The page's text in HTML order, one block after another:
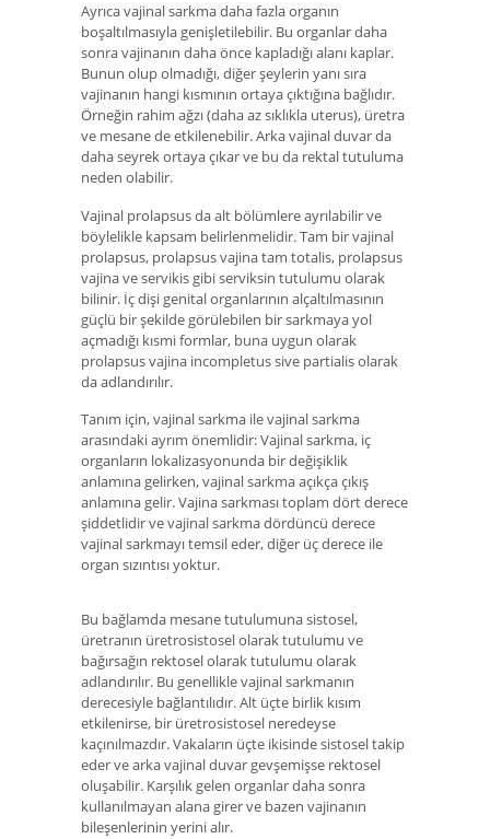
Ayrıca vajinal sarkma daha fazla organın
boşaltılmasıyla genişletilebilir. Bu organlar daha
sonra vajinanın daha önce kapladığı alanı kaplar.
Bunun olup olmadığı, diğer şeylerin yanı sıra
vajinanın hangi kısmının ortaya çıktığına bağlıdır.
Örneğin rahim ağzı (daha az sıklıkla uterus), üretra
ve mesane de etkilenebilir. Arka vajinal duvar da
daha seyrek ortaya çıkar ve bu da rektal tutuluma
neden olabilir.
Vajinal prolapsus da alt bölümlere ayrılabilir ve
böylelikle kapsam belirlenmelidir. Tam bir vajinal
prolapsus, prolapsus vajina tam totalis, prolapsus
vajina ve servikis gibi serviksin tutulumu olarak
bilinir. İç dişi genital organlarının alçaltılmasının
güçlü bir şekilde görülebilen bir sarkmaya yol
açmadığı kısmi formlar, buna uygun olarak
prolapsus vajina incompletus sive partialis olarak
da adlandırılır.
Tanım için, vajinal sarkma ile vajinal sarkma
arasındaki ayrım önemlidir: Vajinal sarkma, iç
organların lokalizasyonunda bir değişiklik
anlamına gelirken, vajinal sarkma açıkça çıkış
anlamına gelir. Vajina sarkması toplam dört derece
şiddetlidir ve vajinal sarkma dördüncü derece
vajinal sarkmayı temsil eder, diğer üç derece ile
organ sızıntısı yoktur.
Bu bağlamda mesane tutulumuna sistosel,
üretranın üretrosistosel olarak tutulumu ve
bağırsağın rektosel olarak tutulumu olarak
adlandırılır. Bu genellikle vajinal sarkmanın
derecesiyle bağlantılıdır. Alt üçte birlik kısım
etkilenirse, bir üretrosistosel neredeyse
kaçınılmazdır. Vakaların üçte ikisinde sistosel takip
eder ve arka vajinal duvar gevşemişse rektosel
oluşabilir. Karşılık gelen organlar daha sonra
kullanılmayan alana girer ve bazen vajinanın
bileşenlerinin yerini alır.